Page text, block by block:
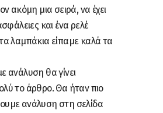
ακόμη μια σειρά, να έχει
και ένα ρελέ
λαμπάκια είπαμε καλά τα
ανάλυση θα γίνει
το άρθρο. Θα ήταν πιο
ανάλυση στη σελίδα